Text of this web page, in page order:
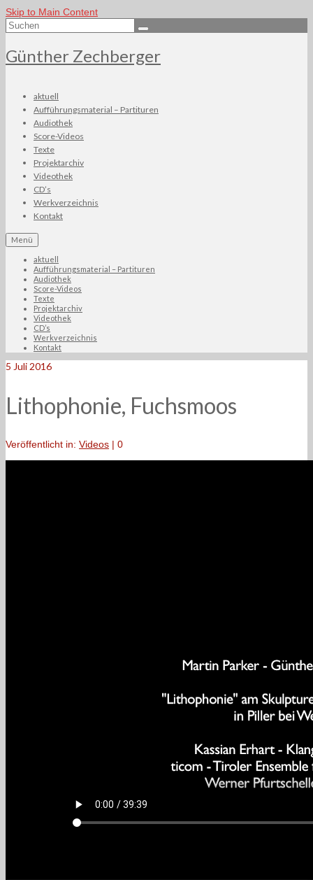
Skip to Main Content
Suchen
nach:
Günther Zechberger
aktuell
Aufführungsmaterial – Partituren
Audiothek
Score-Videos
Texte
Projektarchiv
Videothek
CD’s
Werkverzeichnis
Kontakt
Menü
aktuell
Aufführungsmaterial – Partituren
Audiothek
Score-Videos
Texte
Projektarchiv
Videothek
CD’s
Werkverzeichnis
Kontakt
5 Juli 2016
Lithophonie, Fuchsmoos
Veröffentlicht in: Videos | 0